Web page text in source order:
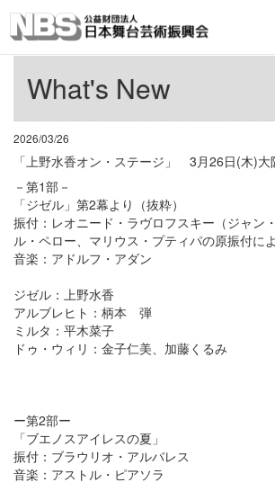
What's New
2026/03/26
「上野水香オン・ステージ」 3月26日(木)大
－第1部－
「ジゼル」第2幕より（抜粋）
振付：レオニード・ラヴロフスキー（ジャン
ル・ペロー、マリウス・プティパの原振付によ
音楽：アドルフ・アダン
ジゼル：上野水香
アルブレヒト：柄本 弾
ミルタ：平木菜子
ドゥ・ウィリ：金子仁美、加藤くるみ
ー第2部ー
「ブエノスアイレスの夏」
振付：ブラウリオ・アルバレス
音楽：アストル・ピアソラ